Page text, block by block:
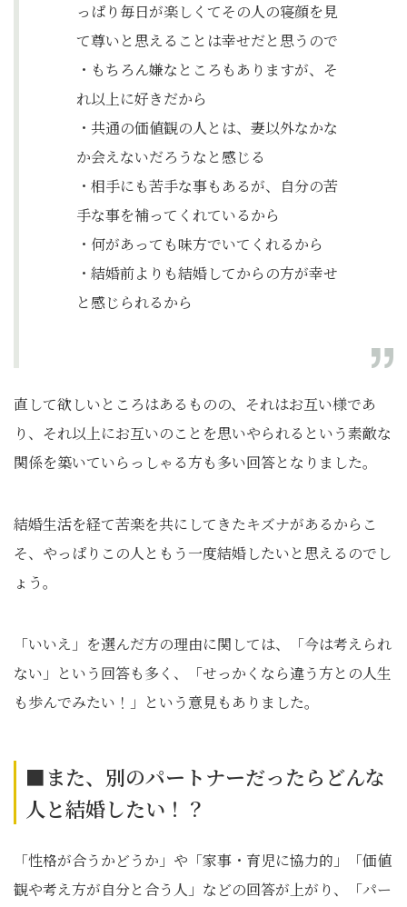
っぱり毎日が楽しくてその人の寝顔を見
て尊いと思えることは幸せだと思うので
・もちろん嫌なところもありますが、そ
れ以上に好きだから
・共通の価値観の人とは、妻以外なかな
か会えないだろうなと感じる
・相手にも苦手な事もあるが、自分の苦
手な事を補ってくれているから
・何があっても味方でいてくれるから
・結婚前よりも結婚してからの方が幸せ
と感じられるから
直して欲しいところはあるものの、それはお互い様であ
り、それ以上にお互いのことを思いやられるという素敵な
関係を築いていらっしゃる方も多い回答となりました。
結婚生活を経て苦楽を共にしてきたキズナがあるからこ
そ、やっぱりこの人ともう一度結婚したいと思えるのでし
ょう。
「いいえ」を選んだ方の理由に関しては、「今は考えられ
ない」という回答も多く、「せっかくなら違う方との人生
も歩んでみたい！」という意見もありました。
■また、別のパートナーだったらどんな
人と結婚したい！？
「性格が合うかどうか」や「家事・育児に協力的」「価値
観や考え方が自分と合う人」などの回答が上がり、「パー